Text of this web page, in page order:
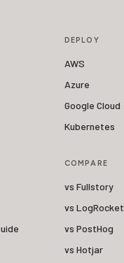
DEPLOY
AWS
Azure
Google Cloud
Kubernetes
COMPARE
vs Fullstory
vs LogRocket
vs PostHog
vs Hotjar